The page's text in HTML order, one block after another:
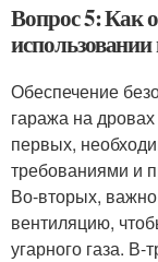
Вопрос 5: Как
Обеспечение
гаража на
первых,
требованиями и
Во-вторых,
вентиляцию,
угарного газа. В-